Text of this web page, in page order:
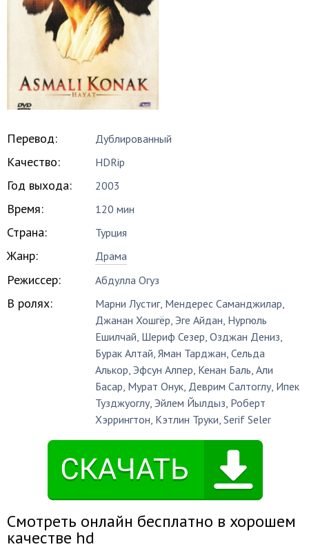
Перевод: Дублированный
Качество: HDRip
Год выхода: 2003
Время: 120 мин
Страна: Турция
Жанр: Драма
Режиссер: Абдулла Огуз
В ролях: Марни Лустиг, Мендерес Саманджилар,
Джанан Хошгёр,Эге Айдан, Нургюль
Ешилчай, Шериф Сезер,Озджан Дениз,
Бурак Алтай,Яман Тарджан,Сельда
Алькор,Эфсун Алпер, Кенан Баль,Али
Басар, Мурат Онук, Деврим Салтоглу, Ипек
Тузджуоглу,Эйлем Йылдыз, Роберт
Хэррингтон, Кэтлин Труки,Serif Seler
Смотреть онлайн бесплатно в хорошем
качестве hd